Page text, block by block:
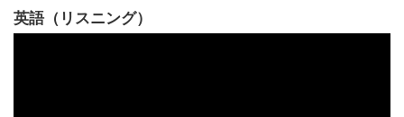
英語（リスニング）